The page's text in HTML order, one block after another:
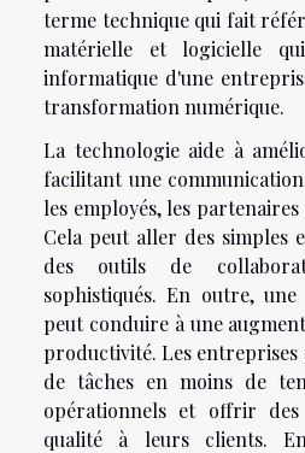
terme technique qui fait
matérielle et logicielle
informatique d'une
transformation numérique.
La technologie aide à
facilitant une
les employés, les
Cela peut aller des simples
des outils de
sophistiqués. En outre,
peut conduire à une
productivité. Les
de tâches en moins de
opérationnels et offrir
qualité à leurs clients.